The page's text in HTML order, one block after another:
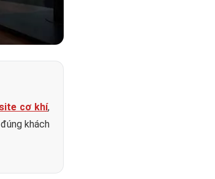
cơ khí,
khách